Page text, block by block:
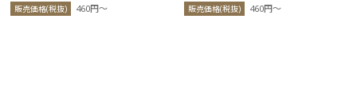
販売価格(税抜) 460円〜 販売価格(税抜) 460円〜